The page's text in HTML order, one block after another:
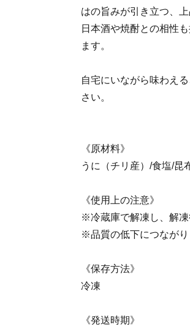
はの旨みが引き立つ、上
日本酒や焼酎との相性
ます。
自宅にいながら味わえ
さい。
《原材料》
うに（チリ産）/食塩/昆
《使用上の注意》
※冷蔵庫で解凍し、解凍
※品質の低下につながり
《保存方法》
冷凍
《発送時期》